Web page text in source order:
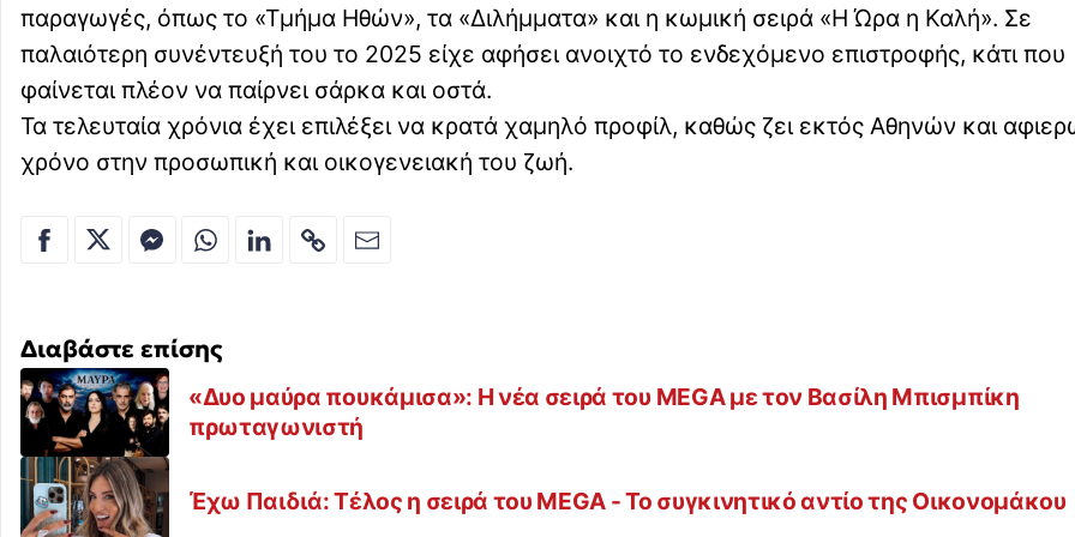
παραγωγές, όπως το «Τμήμα Ηθών», τα «Διλήμματα» και η κωμική σειρά «Η Ώρα η Καλή». Σε
παλαιότερη συνέντευξή του το 2025 είχε αφήσει ανοιχτό το ενδεχόμενο επιστροφής, κάτι που
φαίνεται πλέον να παίρνει σάρκα και οστά.
Τα τελευταία χρόνια έχει επιλέξει να κρατά χαμηλό προφίλ, καθώς ζει εκτός Αθηνών και
χρόνο στην προσωπική και οικογενειακή του ζωή.
Διαβάστε επίσης
«Δυο μαύρα πουκάμισα»: Η νέα σειρά του MEGA με τον Βασίλη Μπισμπίκη
πρωταγωνιστή
Έχω Παιδιά: Τέλος η σειρά του MEGA - Το συγκινητικό αντίο της Οικονομάκου